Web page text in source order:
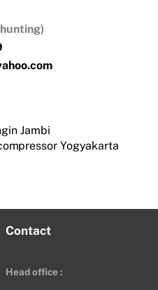
Jambi
Yogyakarta
Contact
Head office :